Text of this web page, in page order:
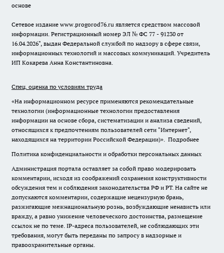
основе
Сетевое издание www.progorod76.ru является средством массовой
информации. Регистрационный номер ЭЛ № ФС 77 - 91230 от
16.04.2026", выдан Федеральной службой по надзору в сфере связи,
информационных технологий и массовых коммуникаций. Учредитель
ИП Кокарева Анна Константиновна.
Спец. оценка по условиям труда
«На информационном ресурсе применяются рекомендательные
технологии (информационные технологии предоставления
информации на основе сбора, систематизации и анализа сведений,
относящихся к предпочтениям пользователей сети "Интернет",
находящихся на территории Российской Федерации)». Подробнее
Политика конфиденциальности и обработки персональных данных
Администрация портала оставляет за собой право модерировать
комментарии, исходя из соображений сохранения конструктивности
обсуждения тем и соблюдения законодательства РФ и РТ. На сайте не
допускаются комментарии, содержащие нецензурную брань,
разжигающие межнациональную рознь, возбуждающие ненависть или
вражду, а равно унижение человеческого достоинства, размещение
ссылок не по теме. IP-адреса пользователей, не соблюдающих эти
требования, могут быть переданы по запросу в надзорные и
правоохранительные органы.